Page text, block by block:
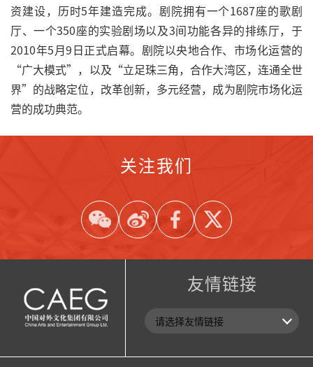
资建设，历时5年建造完成。剧院拥有一个1687座的歌剧
厅、一个350座的实验剧场以及3间功能各异的排练厅，于
2010年5月9日正式启幕。剧院以央地合作、市场化运营的
“广大模式”，以及“立足珠三角，合作大湾区，连通全世
界”的战略定位，改革创新，多元经营，成为剧院市场化运
营的成功典范。
关注我们
友情链接